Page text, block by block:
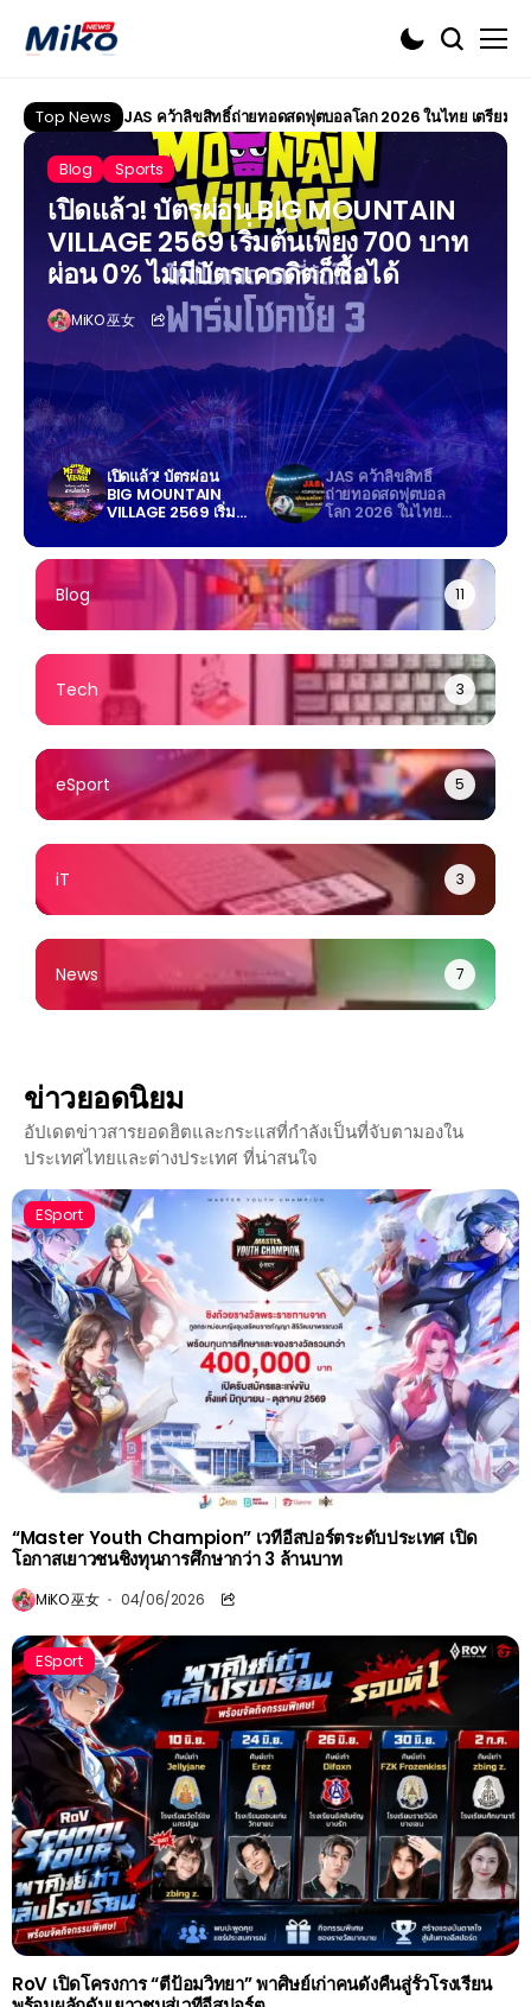
Top News JAS คว้าลิขสิทธิ์ถ่ายทอดสดฟุตบอลโลก 2026 ในไทย เตรียม
Blog Sports
เปิดแล้ว! บัตรผ่อน BIG MOUNTAIN
VILLAGE 2569 เริ่มต้นเพียง 700 บาท
ผ่อน 0% ไม่มีบัตรเครดิตก็ซื้อได้
MiKO 巫女
เปิดแล้ว! บัตรผ่อน
BIG MOUNTAIN
VILLAGE 2569 เริ่ม
ผ่อน 0% ไม่มีบัตร
เครดิตก็ซื้อได้
JAS คว้าลิขสิทธิ์
ถ่ายทอดสดฟุตบอล
โลก 2026 ในไทย
104 นัด ผ่าน
MONOMAX
Blog 11
Tech 3
eSport 5
iT 3
News 7
ข่าวยอดนิยม
อัปเดตข่าวสารยอดฮิตและกระแสที่กำลังเป็นที่จับตามองใน
ประเทศไทยและต่างประเทศ ที่น่าสนใจ
ESport
“Master Youth Champion” เวทีอีสปอร์ตระดับประเทศ เปิด
โอกาสเยาวชนชิงทุนการศึกษากว่า 3 ล้านบาท
MiKO 巫女 04/06/2026
ESport
RoV เปิดโครงการ “ตีป้อมวิทยา” พาศิษย์เก่าคนดังคืนสู่รั้วโรงเรียน